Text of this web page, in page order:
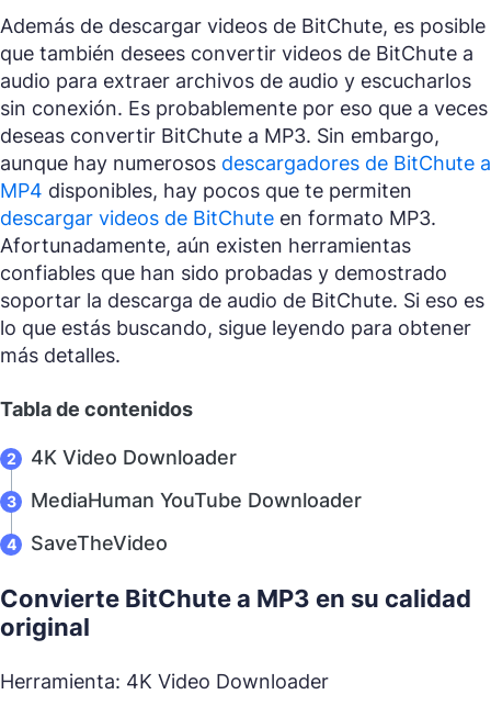
Además de descargar videos de BitChute, es posible
que también desees convertir videos de BitChute a
audio para extraer archivos de audio y escucharlos
sin conexión. Es probablemente por eso que a veces
deseas convertir BitChute a MP3. Sin embargo,
aunque hay numerosos descargadores de BitChute a
MP4 disponibles, hay pocos que te permiten
descargar videos de BitChute en formato MP3.
Afortunadamente, aún existen herramientas
confiables que han sido probadas y demostrado
soportar la descarga de audio de BitChute. Si eso es
lo que estás buscando, sigue leyendo para obtener
más detalles.
Tabla de contenidos
4K Video Downloader
MediaHuman YouTube Downloader
SaveTheVideo
Convierte BitChute a MP3 en su calidad
original
Herramienta: 4K Video Downloader